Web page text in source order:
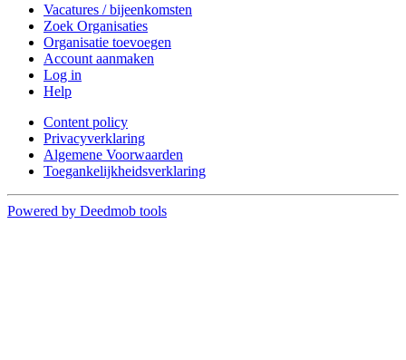
Vacatures / bijeenkomsten
Zoek Organisaties
Organisatie toevoegen
Account aanmaken
Log in
Help
Content policy
Privacyverklaring
Algemene Voorwaarden
Toegankelijkheidsverklaring
Powered by Deedmob tools